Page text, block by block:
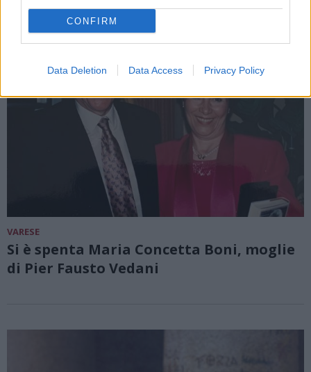
CONFIRM
Data Deletion Data Access Privacy Policy
VARESE
Si è spenta Maria Concetta Boni, moglie
di Pier Fausto Vedani